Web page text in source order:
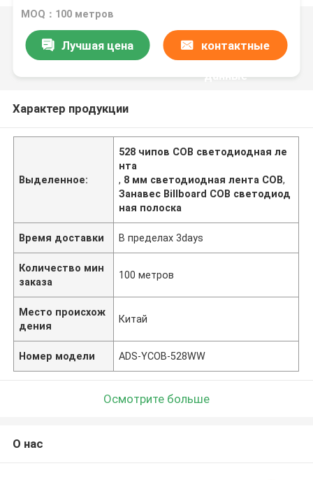
вариантов для шторы билборд
MOQ：100 метров
Лучшая цена контактные
данные
Характер продукции
Выделенное:
528 чипов COB светодиодная ле
нта
, 8 мм светодиодная лента COB,
Занавес Billboard COB светодиод
ная полоска
Время доставки В пределах 3days
Количество мин
заказа
100 метров
Место происхож
дения
Китай
Номер модели ADS-YCOB-528WW
Осмотрите больше
О нас